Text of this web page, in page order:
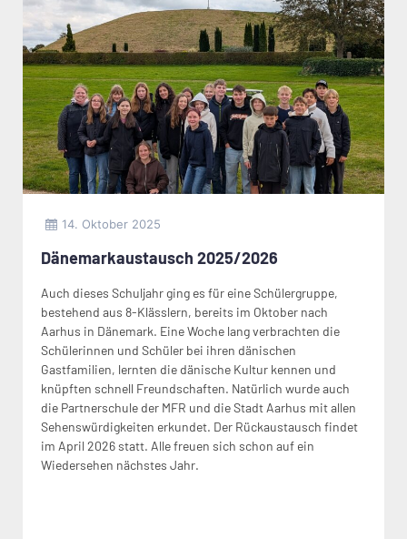
14. Oktober 2025
Dänemarkaustausch 2025/2026
Auch dieses Schuljahr ging es für eine Schülergruppe,
bestehend aus 8-Klässlern, bereits im Oktober nach
Aarhus in Dänemark. Eine Woche lang verbrachten die
Schülerinnen und Schüler bei ihren dänischen
Gastfamilien, lernten die dänische Kultur kennen und
knüpften schnell Freundschaften. Natürlich wurde auch
die Partnerschule der MFR und die Stadt Aarhus mit allen
Sehenswürdigkeiten erkundet. Der Rückaustausch findet
im April 2026 statt. Alle freuen sich schon auf ein
Wiedersehen nächstes Jahr.